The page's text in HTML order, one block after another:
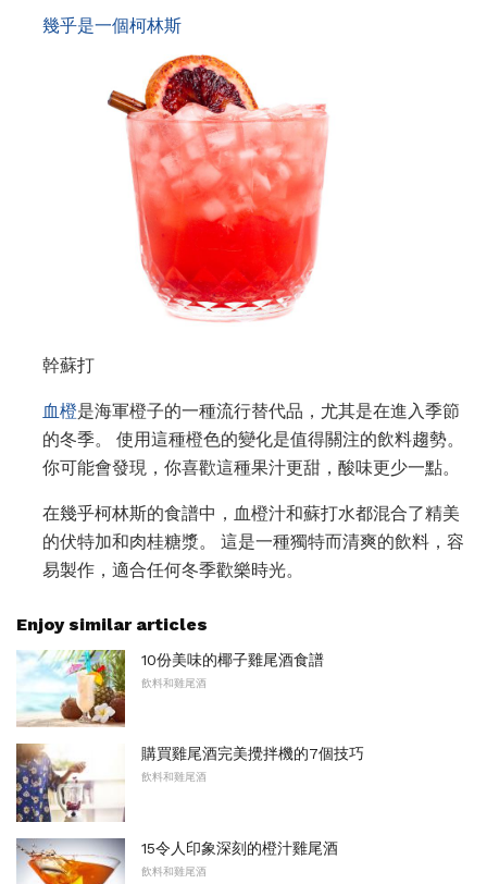
幾乎是一個柯林斯
幹蘇打
血橙是海軍橙子的一種流行替代品，尤其是在進入季節
的冬季。 使用這種橙色的變化是值得關注的飲料趨勢。
你可能會發現，你喜歡這種果汁更甜，酸味更少一點。
在幾乎柯林斯的食譜中，血橙汁和蘇打水都混合了精美
的伏特加和肉桂糖漿。 這是一種獨特而清爽的飲料，容
易製作，適合任何冬季歡樂時光。
Enjoy similar articles
10份美味的椰子雞尾酒食譜
飲料和雞尾酒
購買雞尾酒完美攪拌機的7個技巧
飲料和雞尾酒
15令人印象深刻的橙汁雞尾酒
飲料和雞尾酒